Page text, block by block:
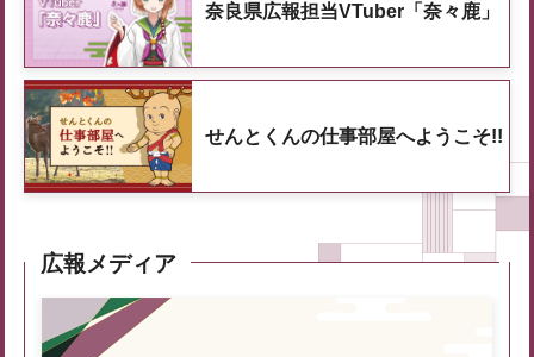
奈良県広報担当VTuber「奈々鹿」
せんとくんの仕事部屋へようこそ!!
広報メディア